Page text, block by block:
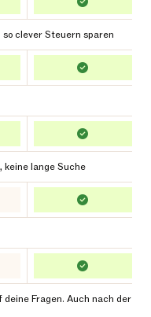
clever Steuern sparen
lange Suche
Fragen. Auch nach der